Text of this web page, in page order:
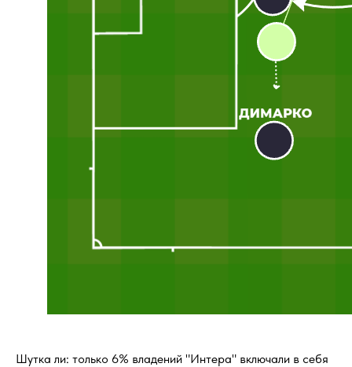
Шутка ли: только 6% владений "Интера" включали в себя